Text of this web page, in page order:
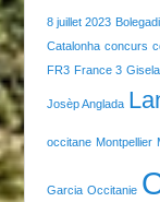
8 juillet 2023
Catalonha concurs
FR3 France 3
Josèp Anglada
occitane Montpellier
Garcia Occitanie